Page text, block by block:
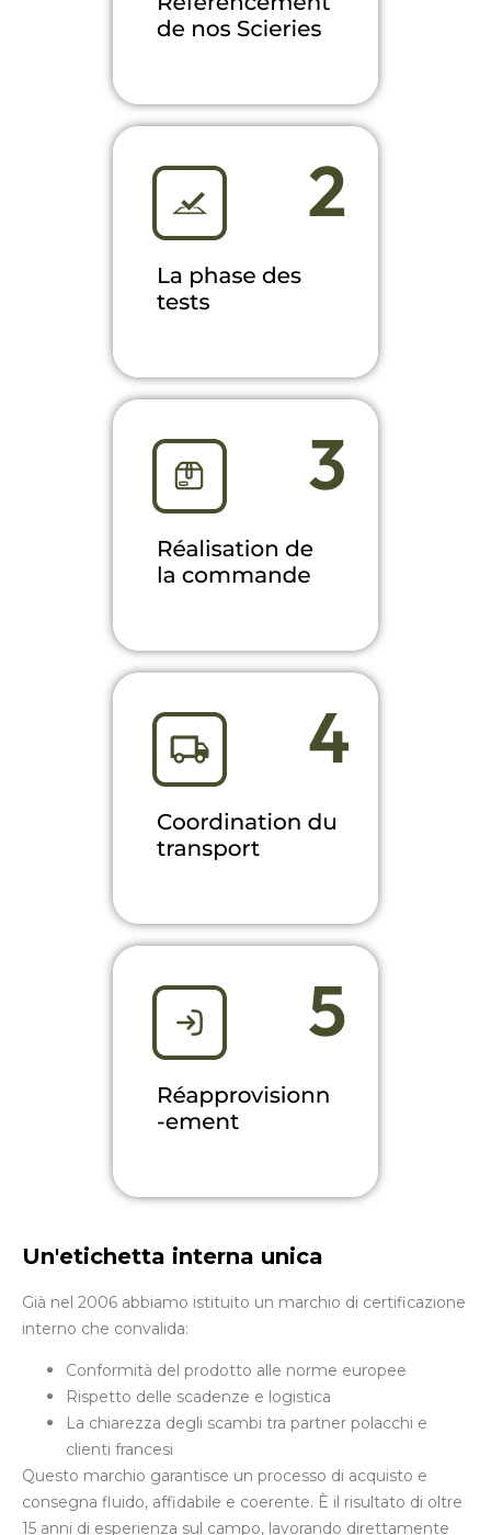
Un'etichetta interna unica
Già nel 2006 abbiamo istituito un marchio di certificazione
interno che convalida:
Conformità del prodotto alle norme europee
Rispetto delle scadenze e logistica
La chiarezza degli scambi tra partner polacchi e
clienti francesi
Questo marchio garantisce un processo di acquisto e
consegna fluido, affidabile e coerente. È il risultato di oltre
15 anni di esperienza sul campo, lavorando direttamente